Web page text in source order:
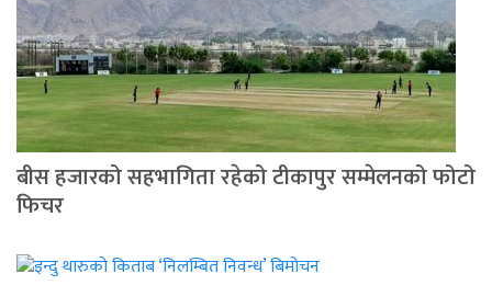
बीस हजारको सहभागिता रहेको टीकापुर सम्मेलनको फोटो
फिचर